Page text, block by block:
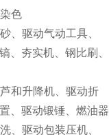
色
、驱动气动工具、
、夯实机、钢比刷、
和升降机、驱动折
、驱动锻锤、燃油器
、驱动包装压机、